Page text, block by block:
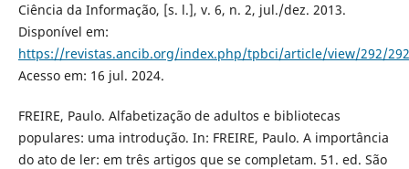
Ciência da Informação, [s. l.], v. 6, n. 2, jul./dez. 2013.
Disponível em:
https://revistas.ancib.org/index.php/tpbci/article/view/292/292
Acesso em: 16 jul. 2024.
FREIRE, Paulo. Alfabetização de adultos e bibliotecas
populares: uma introdução. In: FREIRE, Paulo. A importância
do ato de ler: em três artigos que se completam. 51. ed. São